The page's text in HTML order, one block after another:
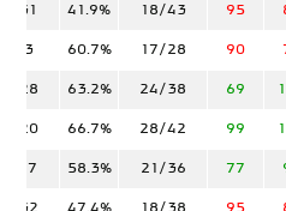
95
18/43
41.9%
31
90
17/28
60.7%
23
69
24/38
63.2%
28
99
28/42
66.7%
20
77
21/36
58.3%
27